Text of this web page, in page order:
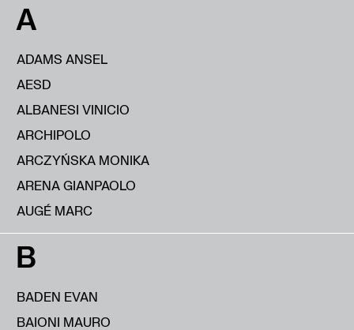
A
ADAMS ANSEL
AESD
ALBANESI VINICIO
ARCHIPOLO
ARCZYŃSKA MONIKA
ARENA GIANPAOLO
AUGÉ MARC
B
BADEN EVAN
BAIONI MAURO